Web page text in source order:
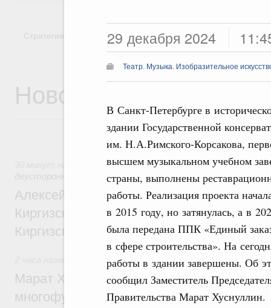
29 декабря 2024
Театр. Музыка. Изобразительное
В Санкт-Петербурге в
здании Государственной
им. Н.А.Римского-Корсакова,
высшем музыкальном учебном
страны, выполнены
работы. Реализация проекта
в 2015 году, но затянулась, а в
была передана ППК «Единый
в сфере строительства». На
работы в здании завершены. Об
сообщил Заместитель
Правительства Марат Хуснуллин.
Стратегии Государственные программы
Новости
Экономические и гуманитарные
двусторонней основе
Алексей Оверчук принял участие в
Киргизского экономического форума и
Киргизской межрегиональной
Дорожное хозяйство
Марат Хуснуллин: На двух скоростных
многофункциональные зоны дорожного